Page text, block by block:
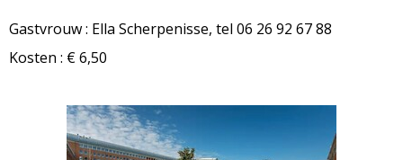
Gastvrouw : Ella Scherpenisse, tel 06 26 92 67 88
Kosten : € 6,50